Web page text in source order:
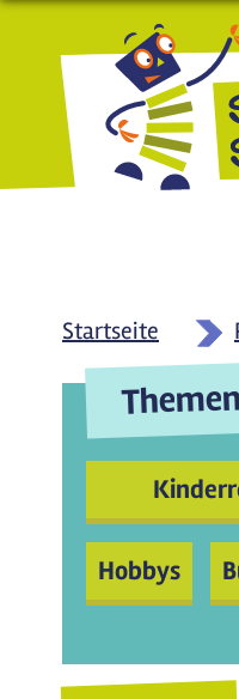
Direkt zum Inhalt
Startseite
Themen
Hobbys